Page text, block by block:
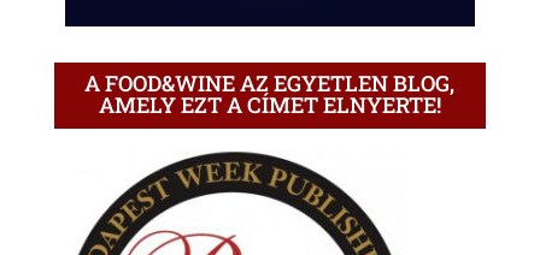
A FOOD&WINE AZ EGYETLEN BLOG,
AMELY EZT A CÍMET ELNYERTE!